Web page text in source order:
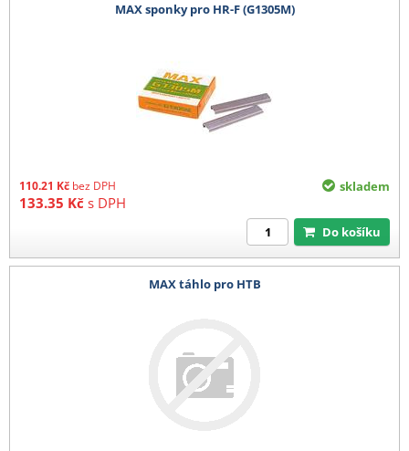
MAX sponky pro HR-F (G1305M)
110.21 Kč bez DPH
133.35 Kč s DPH
skladem
Do košíku
MAX táhlo pro HTB